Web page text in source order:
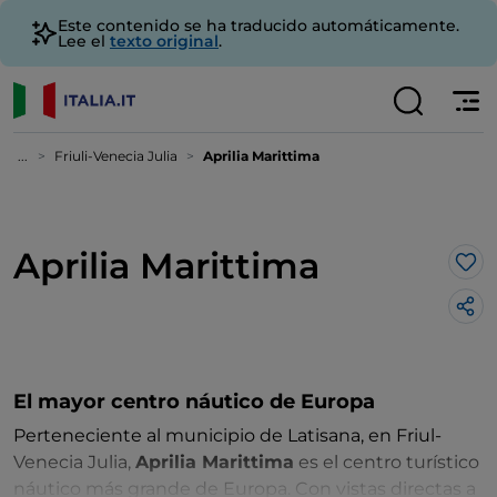
Este contenido se ha traducido automáticamente.
Lee el texto original.
... Friuli-Venecia Julia Aprilia Marittima
Aprilia Marittima Me
El mayor centro náutico de Europa
Perteneciente al municipio de Latisana, en Friul-
Venecia Julia, Aprilia Marittima es el centro turístico
náutico más grande de Europa. Con vistas directas a